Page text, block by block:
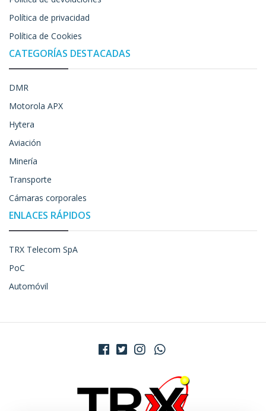
Política de privacidad
Política de Cookies
CATEGORÍAS DESTACADAS
DMR
Motorola APX
Hytera
Aviación
Minería
Transporte
Cámaras corporales
ENLACES RÁPIDOS
TRX Telecom SpA
PoC
Automóvil